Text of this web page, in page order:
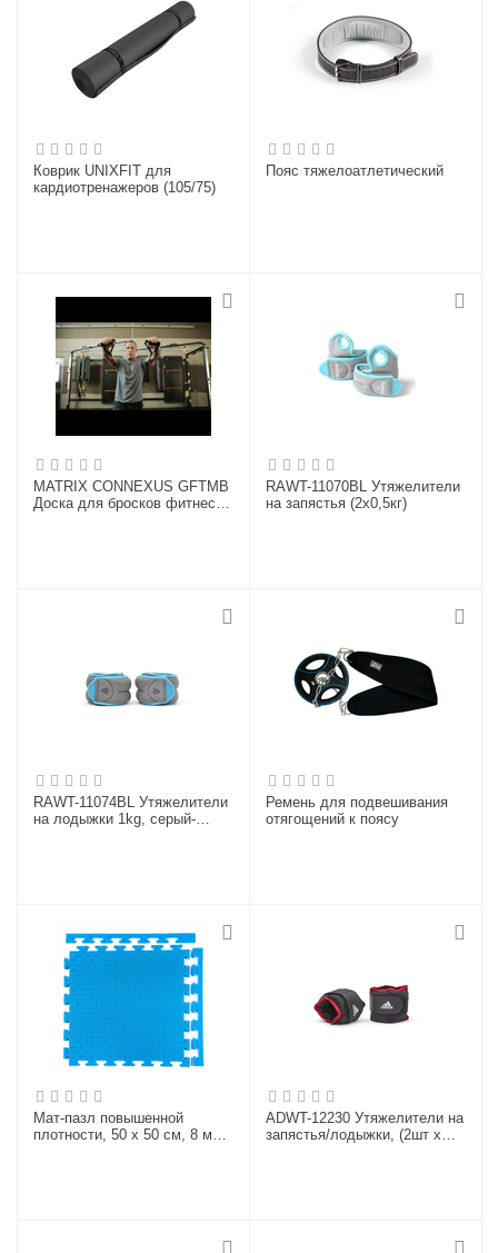
Коврик UNIXFIT для
кардиотренажеров (105/75)
Пояс тяжелоатлетический
MATRIX CONNEXUS GFTMB
Доска для бросков фитнес-
RAWT-11070BL Утяжелители
на запястья (2х0,5кг)
RAWT-11074BL Утяжелители
на лодыжки 1kg, серый-
Ремень для подвешивания
отягощений к поясу
Мат-пазл повышенной
плотности, 50 х 50 см, 8 мм,
ADWT-12230 Утяжелители на
запястья/лодыжки, (2шт х